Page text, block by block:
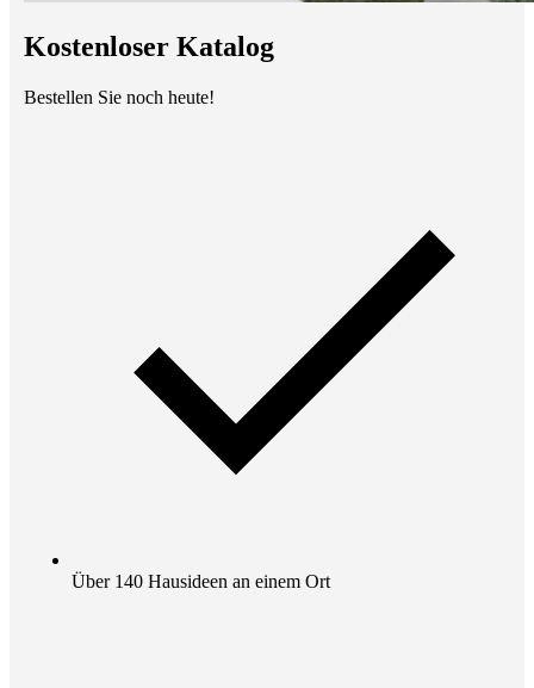
Kostenloser Katalog
Bestellen Sie noch heute!
Über 140 Hausideen an einem Ort